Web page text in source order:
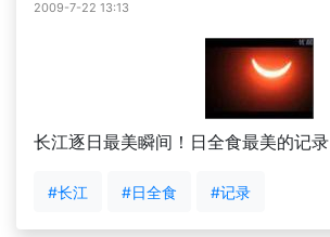
2009-7-22 13:13
长江逐日最美瞬间！日全食最美的记录
#长江 #日全食 #记录